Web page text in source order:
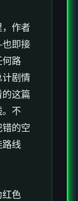
，作者
即接
何路
计剧情
这篇
。不
的空
路线
红色